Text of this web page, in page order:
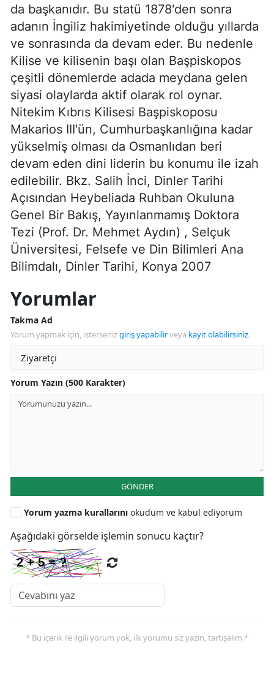
da başkanıdır. Bu statü 1878'den sonra
adanın İngiliz hakimiyetinde olduğu yıllarda
ve sonrasında da devam eder. Bu nedenle
Kilise ve kilisenin başı olan Başpiskopos
çeşitli dönemlerde adada meydana gelen
siyasi olaylarda aktif olarak rol oynar.
Nitekim Kıbrıs Kilisesi Başpiskoposu
Makarios III'ün, Cumhurbaşkanlığına kadar
yükselmiş olması da Osmanlıdan beri
devam eden dini liderin bu konumu ile izah
edilebilir. Bkz. Salih İnci, Dinler Tarihi
Açısından Heybeliada Ruhban Okuluna
Genel Bir Bakış, Yayınlanmamış Doktora
Tezi (Prof. Dr. Mehmet Aydın) , Selçuk
Üniversitesi, Felsefe ve Din Bilimleri Ana
Bilimdalı, Dinler Tarihi, Konya 2007
Yorumlar
Takma Ad
Yorum yapmak için, istersenizgiriş yapabilirveya kayıt olabilirsiniz.
Yorum Yazın (500 Karakter)
GÖNDER
Yorum yazma kurallarını okudum ve kabul ediyorum
Aşağıdaki görselde işlemin sonucu kaçtır?
* Bu içerik ile ilgili yorum yok, ilk yorumu siz yazın, tartışalım *